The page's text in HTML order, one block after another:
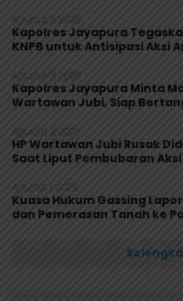
Agustus 3, 2026
Kapolres Jayapura
KNPB untuk Antisipasi Aksi
Agustus 3, 2026
Kapolres Jayapura Minta
Wartawan Jubi, Siap
Agustus 3, 2026
HP Wartawan Jubi Rusak
Saat Liput Pembubaran Aksi
Agustus 1, 2026
Kuasa Hukum Gassing
dan Pemerasan Tanah ke